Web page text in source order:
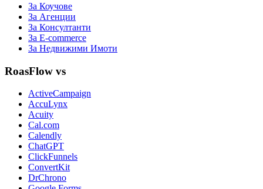
За Коучове
За Агенции
За Консултанти
За E-commerce
За Недвижими Имоти
RoasFlow vs
ActiveCampaign
AccuLynx
Acuity
Cal.com
Calendly
ChatGPT
ClickFunnels
ConvertKit
DrChrono